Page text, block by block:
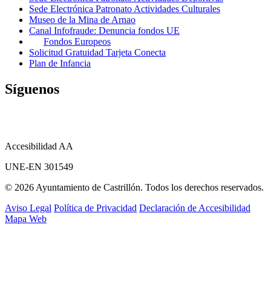
Sede Electrónica Patronato Actividades Culturales
Museo de la Mina de Arnao
Canal Infofraude: Denuncia fondos UE
Fondos Europeos
Solicitud Gratuidad Tarjeta Conecta
Plan de Infancia
Síguenos
Accesibilidad AA
UNE-EN 301549
© 2026 Ayuntamiento de Castrillón. Todos los derechos reservados.
Aviso Legal Política de Privacidad Declaración de Accesibilidad
Mapa Web